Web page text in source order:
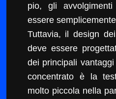
pio, gli
essere
Tut­tavia, il design
deve essere
dei prin­ci­pali
con­cen­tra­to è la
molto pic­co­la nel­la